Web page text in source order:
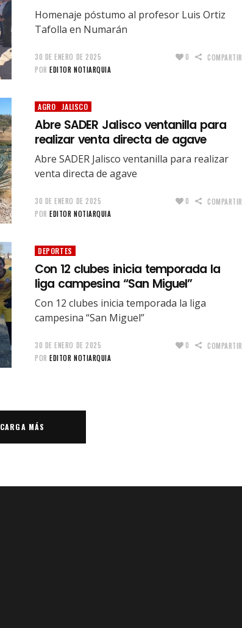
Homenaje póstumo al profesor Luis Ortiz
Tafolla en Numarán
30 DE ENERO DE 2025
POR EDITOR NOTIARQUIA
0 COMPARTIR
AGRO JALISCO
Abre SADER Jalisco ventanilla para
realizar venta directa de agave
Abre SADER Jalisco ventanilla para realizar
venta directa de agave
30 DE ENERO DE 2025
POR EDITOR NOTIARQUIA
0 COMPARTIR
DEPORTES
Con 12 clubes inicia temporada la
liga campesina “San Miguel”
Con 12 clubes inicia temporada la liga
campesina “San Miguel”
30 DE ENERO DE 2025
POR EDITOR NOTIARQUIA
0 COMPARTIR
CARGA MÁS